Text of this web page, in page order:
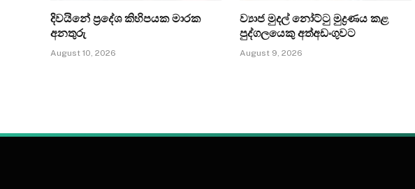
දිවයිනේ ප්‍රදේශ කිහිපයක මාරක
අනතුරු
August 10, 2026
ව්‍යාජ මුදල් නෝට්ටු මුද්‍රණය කළ
පුද්ගලයෙකු අත්අඩංගුවට
August 9, 2026